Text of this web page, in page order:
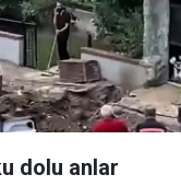
dolu anlar